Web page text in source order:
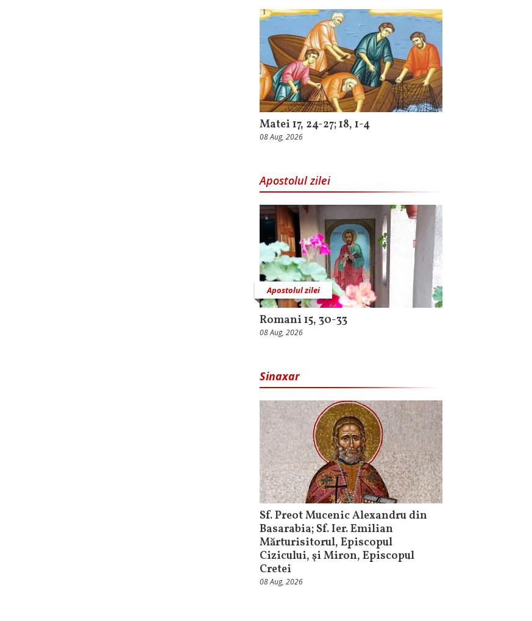
Matei 17, 24-27; 18, 1-4
08 Aug, 2026
Apostolul zilei
Apostolul zilei
Romani 15, 30-33
08 Aug, 2026
Sinaxar
Sf. Preot Mucenic Alexandru din
Basarabia; Sf. Ier. Emilian
Mărturisitorul, Episcopul
Cizicului, şi Miron, Episcopul
Cretei
08 Aug, 2026